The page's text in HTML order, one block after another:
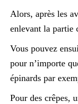
Alors, après les
enlevant la partie
Vous pouvez
pour n’importe
épinards par
Pour des crêpes,